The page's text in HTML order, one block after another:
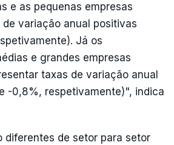
e as pequenas empresas
variação anual positivas
Já os
e grandes empresas
taxas de variação anual
-0,8%, respetivamente)", indica
diferentes de setor para setor